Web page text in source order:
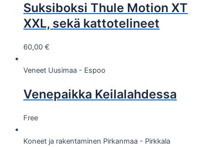
Suksiboksi Thule Motion XT
XXL, sekä kattotelineet
60,00 €
Veneet Uusimaa - Espoo
Venepaikka Keilalahdessa
Free
Koneet ja rakentaminen Pirkanmaa - Pirkkala